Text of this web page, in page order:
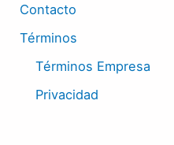
Contacto
Términos
Términos Empresa
Privacidad